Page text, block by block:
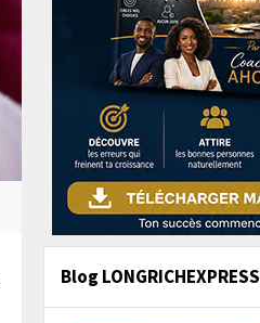
Blog LONGRICHEXPRESS